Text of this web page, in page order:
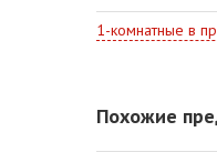
1-комнатные в
Похожие